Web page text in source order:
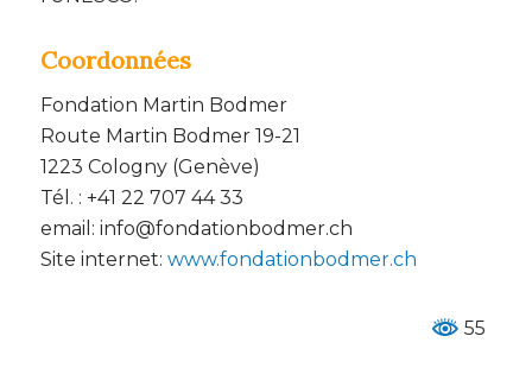
Coordonnées
Fondation Martin Bodmer
Route Martin Bodmer 19-21
1223 Cologny (Genève)
Tél. : +41 22 707 44 33
email: info@fondationbodmer.ch
Site internet: www.fondationbodmer.ch
55